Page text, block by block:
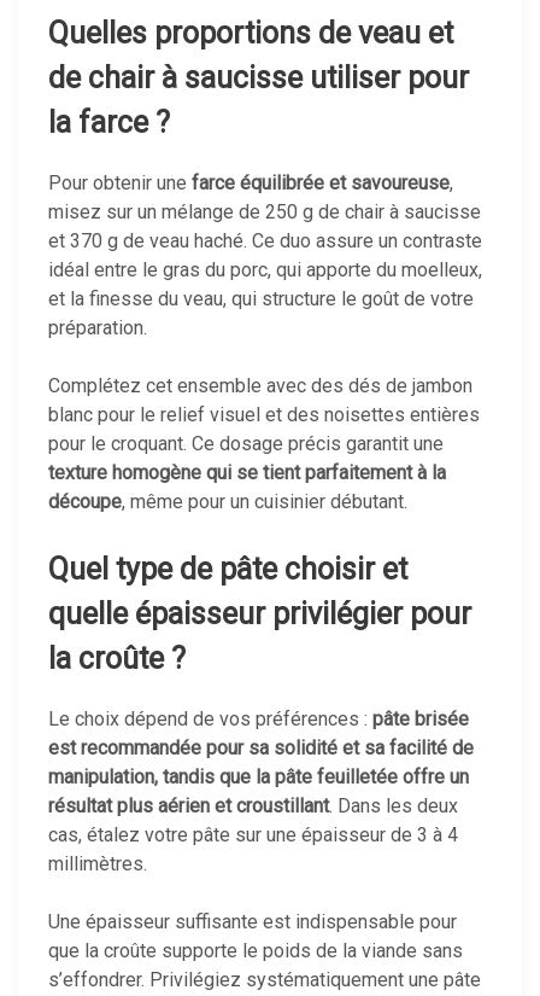
Quelles proportions de veau et
de chair à saucisse utiliser pour
la farce ?
Pour obtenir une farce équilibrée et savoureuse,
misez sur un mélange de 250 g de chair à saucisse
et 370 g de veau haché. Ce duo assure un contraste
idéal entre le gras du porc, qui apporte du moelleux,
et la finesse du veau, qui structure le goût de votre
préparation.
Complétez cet ensemble avec des dés de jambon
blanc pour le relief visuel et des noisettes entières
pour le croquant. Ce dosage précis garantit une
texture homogène qui se tient parfaitement à la
découpe, même pour un cuisinier débutant.
Quel type de pâte choisir et
quelle épaisseur privilégier pour
la croûte ?
Le choix dépend de vos préférences : pâte brisée
est recommandée pour sa solidité et sa facilité de
manipulation, tandis que la pâte feuilletée offre un
résultat plus aérien et croustillant. Dans les deux
cas, étalez votre pâte sur une épaisseur de 3 à 4
millimètres.
Une épaisseur suffisante est indispensable pour
que la croûte supporte le poids de la viande sans
s’effondrer. Privilégiez systématiquement une pâte